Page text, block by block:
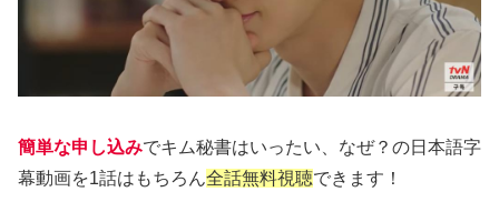
簡単な申し込みでキム秘書はいったい、なぜ？の日本語字
幕動画を1話はもちろん全話無料視聴できます！